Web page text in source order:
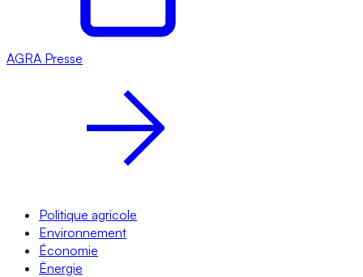
AGRA Presse
Politique agricole
Environnement
Économie
Énergie